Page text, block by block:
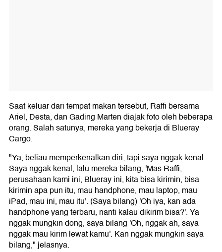
Saat keluar dari tempat makan tersebut, Raffi bersama
Ariel, Desta, dan Gading Marten diajak foto oleh beberapa
orang. Salah satunya, mereka yang bekerja di Blueray
Cargo.
"Ya, beliau memperkenalkan diri, tapi saya nggak kenal.
Saya nggak kenal, lalu mereka bilang, 'Mas Raffi,
perusahaan kami ini, Blueray ini, kita bisa kirimin, bisa
kirimin apa pun itu, mau handphone, mau laptop, mau
iPad, mau ini, mau itu'. (Saya bilang) 'Oh iya, kan ada
handphone yang terbaru, nanti kalau dikirim bisa?'. Ya
nggak mungkin dong, saya bilang 'Oh, nggak ah, saya
nggak mau kirim lewat kamu'. Kan nggak mungkin saya
bilang," jelasnya.